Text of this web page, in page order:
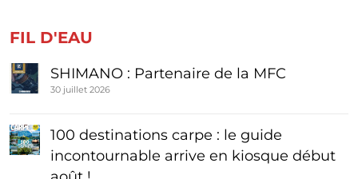
FIL D'EAU
SHIMANO : Partenaire de la MFC
30 juillet 2026
100 destinations carpe : le guide
incontournable arrive en kiosque début